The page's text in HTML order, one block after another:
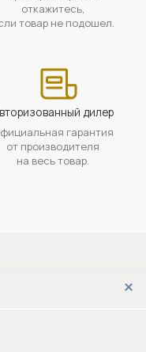
откажитесь,
товар не подошел.
дилер
гарантия
от производителя
на весь товар.